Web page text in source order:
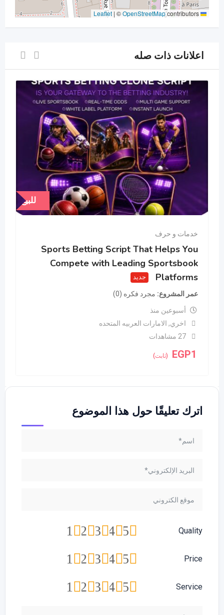
| ©OpenStreetMapcontributors
اعلانات ذات صله
للبيع
خدمات و حرف
Sports Betting Script That Helps You
Compete with Leading Sportsbook
Platforms
جديد
عمر المشروع مجرد فكره (0)
أسبوعين منذ
اخري, الامارات العربيه المتحده
27 مشاهدات
EGP1 (ثابت)
اترك تعليقًا حول هذا الموضوع
Quality
5
4
3
2
1
Price
5
4
3
2
1
Service
5
4
3
2
1